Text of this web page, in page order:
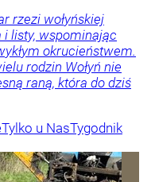
rzezi wołyńskiej
listy, wspominając
okrucieństwem.
rodzin Wołyń nie
raną, która do dziś
Tylko u NasTygodnik